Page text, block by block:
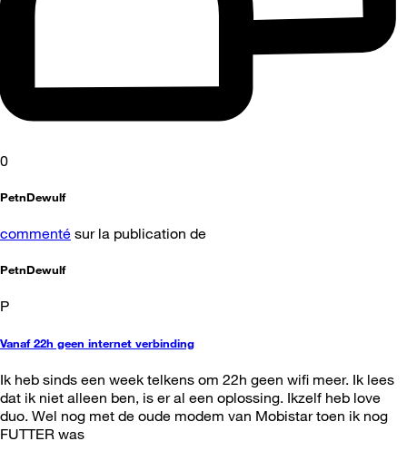
0
PetnDewulf
commenté sur la publication de
PetnDewulf
P
Vanaf 22h geen internet verbinding
Ik heb sinds een week telkens om 22h geen wifi meer. Ik lees
dat ik niet alleen ben, is er al een oplossing. Ikzelf heb love
duo. Wel nog met de oude modem van Mobistar toen ik nog
FUTTER was